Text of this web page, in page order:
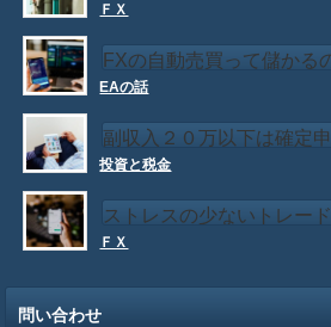
ＦＸ
FXの自動売買って儲かる
EAの話
副収入２０万以下は確定
万以下でも確定申告が必
投資と税金
ストレスの少ないトレー
ＦＸ
問い合わせ